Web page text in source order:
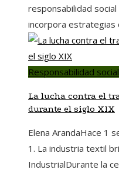
responsabilidad
incorpora estrategias
Responsabilidad social
La lucha contra el
durante el siglo XIX
Elena ArandaHace 1
1. La industria textil
IndustrialDurante la